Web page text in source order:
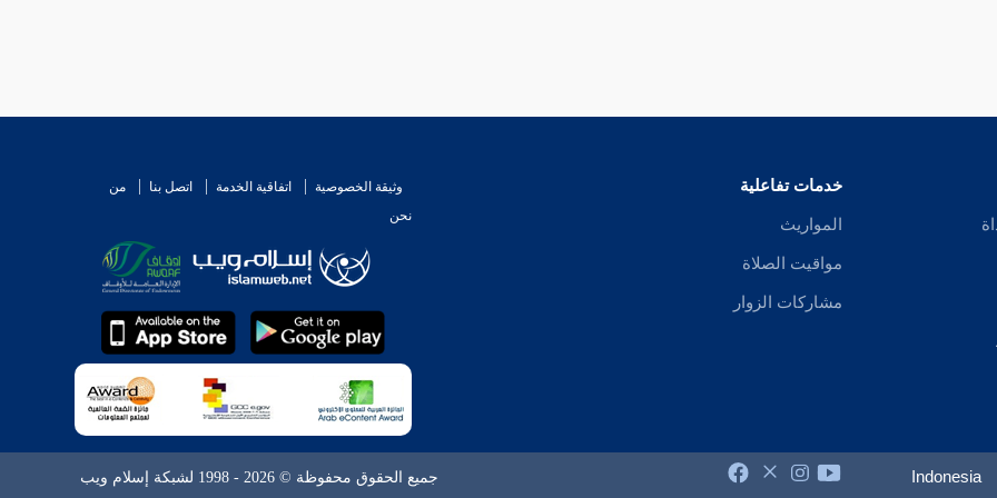
خدمات تفاعلية
المواريث
مواقيت الصلاة
مشاركات الزوار
وثيقة الخصوصية اتفاقية الخدمة اتصل بنا
من
نحن
Indonesia جميع الحقوق محفوظة © 2026 - 1998 لشبكة إسلام ويب